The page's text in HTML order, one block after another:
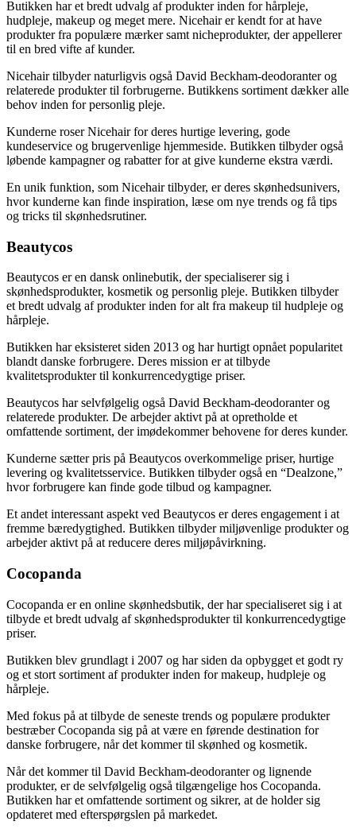
Butikken har et bredt udvalg af produkter inden for hårpleje,
hudpleje, makeup og meget mere. Nicehair er kendt for at have
produkter fra populære mærker samt nicheprodukter, der appellerer
til en bred vifte af kunder.
Nicehair tilbyder naturligvis også David Beckham-deodoranter og
relaterede produkter til forbrugerne. Butikkens sortiment dækker alle
behov inden for personlig pleje.
Kunderne roser Nicehair for deres hurtige levering, gode
kundeservice og brugervenlige hjemmeside. Butikken tilbyder også
løbende kampagner og rabatter for at give kunderne ekstra værdi.
En unik funktion, som Nicehair tilbyder, er deres skønhedsunivers,
hvor kunderne kan finde inspiration, læse om nye trends og få tips
og tricks til skønhedsrutiner.
Beautycos
Beautycos er en dansk onlinebutik, der specialiserer sig i
skønhedsprodukter, kosmetik og personlig pleje. Butikken tilbyder
et bredt udvalg af produkter inden for alt fra makeup til hudpleje og
hårpleje.
Butikken har eksisteret siden 2013 og har hurtigt opnået popularitet
blandt danske forbrugere. Deres mission er at tilbyde
kvalitetsprodukter til konkurrencedygtige priser.
Beautycos har selvfølgelig også David Beckham-deodoranter og
relaterede produkter. De arbejder aktivt på at opretholde et
omfattende sortiment, der imødekommer behovene for deres kunder.
Kunderne sætter pris på Beautycos overkommelige priser, hurtige
levering og kvalitetsservice. Butikken tilbyder også en “Dealzone,”
hvor forbrugere kan finde gode tilbud og kampagner.
Et andet interessant aspekt ved Beautycos er deres engagement i at
fremme bæredygtighed. Butikken tilbyder miljøvenlige produkter og
arbejder aktivt på at reducere deres miljøpåvirkning.
Cocopanda
Cocopanda er en online skønhedsbutik, der har specialiseret sig i at
tilbyde et bredt udvalg af skønhedsprodukter til konkurrencedygtige
priser.
Butikken blev grundlagt i 2007 og har siden da opbygget et godt ry
og et stort sortiment af produkter inden for makeup, hudpleje og
hårpleje.
Med fokus på at tilbyde de seneste trends og populære produkter
bestræber Cocopanda sig på at være en førende destination for
danske forbrugere, når det kommer til skønhed og kosmetik.
Når det kommer til David Beckham-deodoranter og lignende
produkter, er de selvfølgelig også tilgængelige hos Cocopanda.
Butikken har et omfattende sortiment og sikrer, at de holder sig
opdateret med efterspørgslen på markedet.